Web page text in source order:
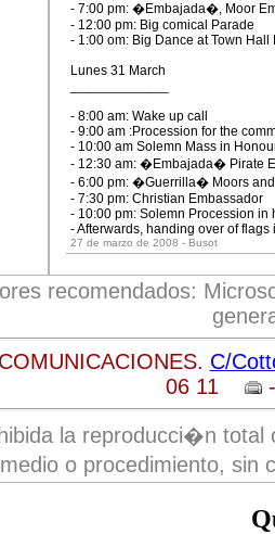
- 7:00 pm: �Embajada�, Moor
- 12:00 pm: Big comical Parade
- 1:00 om: Big Dance at Town Hall
Lunes 31 March
- 8:00 am: Wake up call
- 9:00 am :Procession for the
- 10:00 am Solemn Mass in
- 12:30 am: �Embajada� Pirate
- 6:00 pm: �Guerrilla� Moors
- 7:30 pm: Christian Embassador
- 10:00 pm: Solemn Procession
- Afterwards, handing over of
27 de marzo de 2008 - Busot
recomendados:
C/
06 11
-
la reproducci�n total
medio o procedimiento, sin